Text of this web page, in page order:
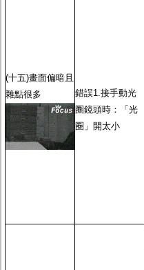
(十五)畫面偏暗且
雜點很多
錯誤1.接手動光
圈鏡頭時：「光
圈」開太小